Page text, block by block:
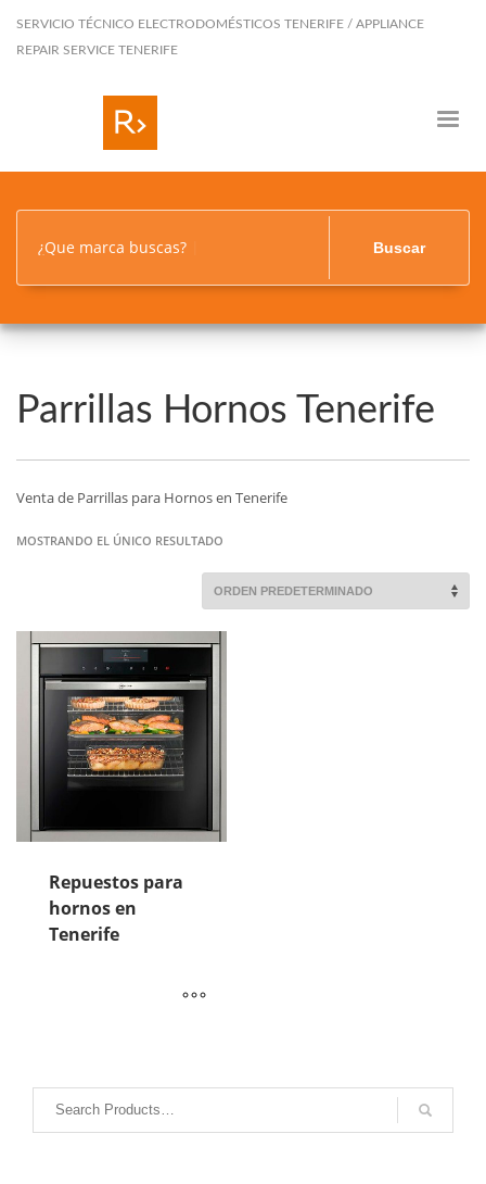
SERVICIO TÉCNICO ELECTRODOMÉSTICOS TENERIFE / APPLIANCE
REPAIR SERVICE TENERIFE
¿Que marca buscas? Buscar
Parrillas Hornos Tenerife
Venta de Parrillas para Hornos en Tenerife
MOSTRANDO EL ÚNICO RESULTADO
Repuestos para
hornos en
Tenerife